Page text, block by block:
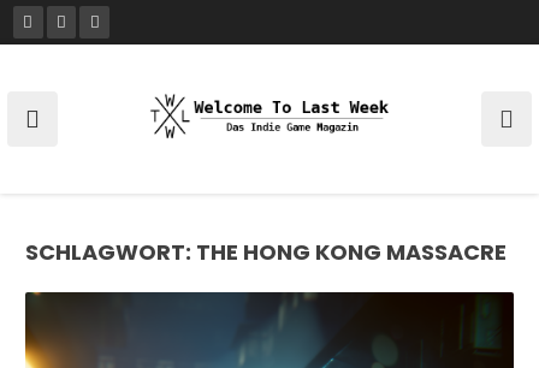
Skip
to
SCHLAGWORT: THE HONG KONG MASSACRE